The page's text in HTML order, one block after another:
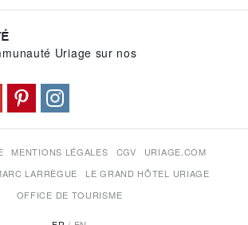
Uriage sur nos
MENTIONS LÉGALES CGV
URIAGE.COM
LARRÈGUE
LE GRAND HÔTEL URIAGE
OFFICE DE TOURISME